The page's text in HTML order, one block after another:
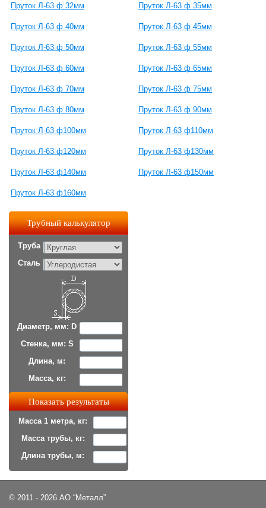
Пруток Л-63 ф 32мм Пруток Л-63 ф 35мм
Пруток Л-63 ф 40мм Пруток Л-63 ф 45мм
Пруток Л-63 ф 50мм Пруток Л-63 ф 55мм
Пруток Л-63 ф 60мм Пруток Л-63 ф 65мм
Пруток Л-63 ф 70мм Пруток Л-63 ф 75мм
Пруток Л-63 ф 80мм Пруток Л-63 ф 90мм
Пруток Л-63 ф100мм Пруток Л-63 ф110мм
Пруток Л-63 ф120мм Пруток Л-63 ф130мм
Пруток Л-63 ф140мм Пруток Л-63 ф150мм
Пруток Л-63 ф160мм
Трубный калькулятор
Труба
Сталь
Диаметр, мм: D
Стенка, мм: S
Длина, м:
Масса, кг:
Масса 1 метра, кг:
Масса трубы, кг:
Длина трубы, м:
© 2011 - 2026 АО “Металл”